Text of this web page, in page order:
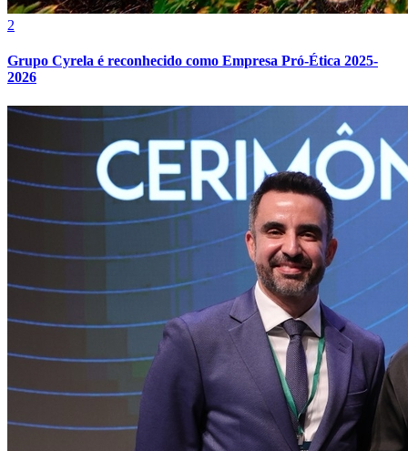
Atlético-MG
2
Grupo Cyrela é reconhecido como Empresa Pró-Ética 2025-
2026